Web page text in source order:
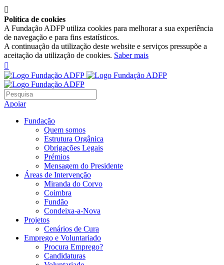

Política de cookies
A Fundação ADFP utiliza cookies para melhorar a sua experiência
de navegação e para fins estatísticos.
A continuação da utilização deste website e serviços pressupõe a
aceitação da utilização de cookies. Saber mais

Apoiar
Fundação
Quem somos
Estrutura Orgânica
Obrigações Legais
Prémios
Mensagem do Presidente
Áreas de Intervenção
Miranda do Corvo
Coimbra
Fundão
Condeixa-a-Nova
Projetos
Cenários de Cura
Emprego e Voluntariado
Procura Emprego?
Candidaturas